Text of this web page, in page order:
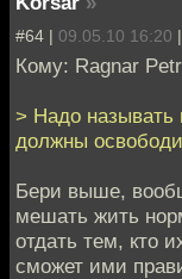
#64 | 09.05.10 16:20 |
Кому: Ragnar
> Надо
должны
Бери выше,
мешать жить
отдать тем, кто
сможет ими